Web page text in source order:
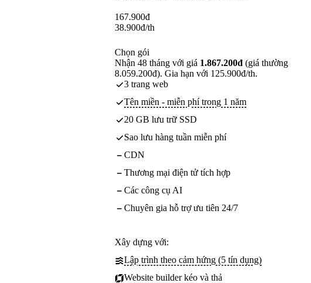
167.900đ
38.900đ/th
Chọn gói
Nhận 48 tháng với giá 1.867.200đ (giá thường
8.059.200đ). Gia hạn với 125.900đ/th.
3 trang web
Tên miền - miễn phí trong 1 năm
20 GB lưu trữ SSD
Sao lưu hàng tuần miễn phí
CDN
Thương mại điện tử tích hợp
Các công cụ AI
Chuyên gia hỗ trợ ưu tiên 24/7
Xây dựng với:
Lập trình theo cảm hứng (5 tín dụng)
Website builder kéo và thả